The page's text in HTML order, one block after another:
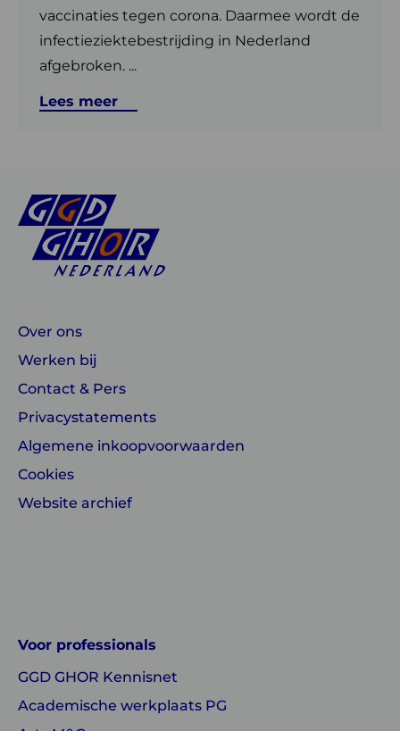
vaccinaties tegen corona. Daarmee wordt de
infectieziektebestrijding in Nederland
afgebroken. ...
Lees meer
Over ons
Werken bij
Contact & Pers
Privacystatements
Algemene inkoopvoorwaarden
Cookies
Website archief
GHOR
Nederland
GHOR
Nederland
Voor professionals
GGD GHOR Kennisnet
Academische werkplaats PG